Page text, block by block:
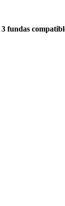
3 fundas